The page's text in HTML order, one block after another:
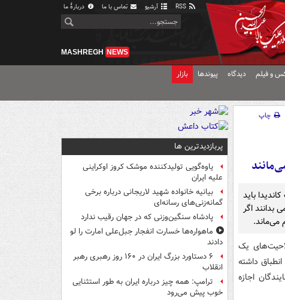
آرشیو تماس با ما دربارهٔ ما
MASHREGH NEWS
و فیلم دیدگاه پیوندها بازار
چاپ
باید
بدانند اگر
می‌ماند.
یک
داشته
اجازه
پربازدیدترین ها
یاوه‌گویی تولیدکننده موشک کروز اوکراینی
علیه ایران
بیانیه خانواده شهید لاریجانی درباره برخی
گمانه‌زنی‌های رسانه‌ای
پادشاه سنگین‌وزنی که در جهان رقیب ندارد
ماهواره‌ها خسارت انفجار جبل‌علی امارت را لو
دادند
۶ دستاورد بزرگ ایران در ۱۶۰ روز رهبری رهبر
انقلاب
ترامپ: همه چیز درباره ایران به طور استثنایی
خوب پیش می‌رود